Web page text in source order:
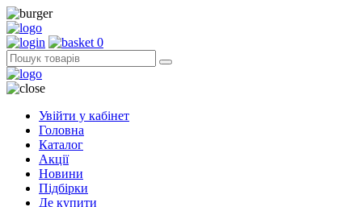
0
Увійти у кабінет
Головна
Каталог
Акції
Новини
Підбірки
Де купити